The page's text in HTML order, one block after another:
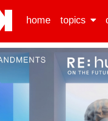
home topics